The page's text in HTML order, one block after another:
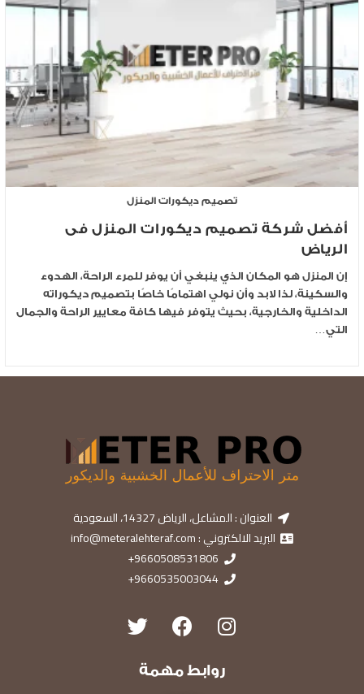
تصميم ديكورات المنزل
أفضل شركة تصميم ديكورات المنزل فى
الرياض
إن المنزل هو المكان الذي ينبغي أن يوفر للمرء الراحة، الهدوء
والسكينة، لذا لابد وأن نولي اهتمامًا خاصًا بتصميم ديكوراته
الداخلية والخارجية، بحيث يتوفر فيها كافة معايير الراحة والجمال
التي…
العنوان : المشاعل، الرياض 14327، السعودية
البريد الالكتروني : info@meteralehteraf.com
9660508531806+
9660535003044+
روابط مهمة